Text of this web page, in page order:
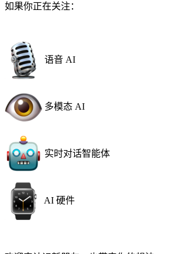
如果你正在关注：
语音 AI
多模态 AI
实时对话智能体
AI 硬件